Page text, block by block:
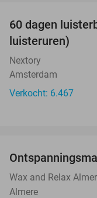
60 dagen
luisteruren)
Nextory
Amsterdam
Verkocht: 6.467
Wax and Relax
Almere